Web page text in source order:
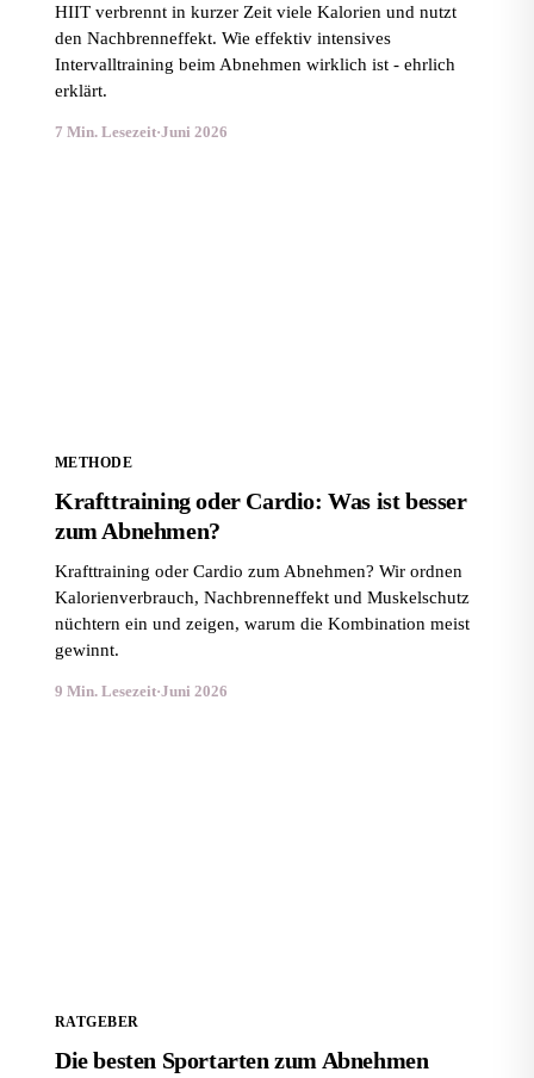
HIIT verbrennt in kurzer Zeit viele Kalorien und nutzt
den Nachbrenneffekt. Wie effektiv intensives
Intervalltraining beim Abnehmen wirklich ist - ehrlich
erklärt.
7 Min. Lesezeit·Juni 2026
METHODE
Krafttraining oder Cardio: Was ist besser
zum Abnehmen?
Krafttraining oder Cardio zum Abnehmen? Wir ordnen
Kalorienverbrauch, Nachbrenneffekt und Muskelschutz
nüchtern ein und zeigen, warum die Kombination meist
gewinnt.
9 Min. Lesezeit·Juni 2026
RATGEBER
Die besten Sportarten zum Abnehmen